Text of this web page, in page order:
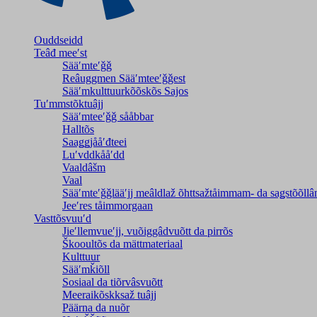
Ouddseidd
Teâđ meeʹst
Sääʹmteʹǧǧ
Reâuggmen Sääʹmteeʹǧǧest
Sääʹmkulttuurkõõskõs Sajos
Tuʹmmstõktuâjj
Sääʹmteeʹǧǧ sååbbar
Halltõs
Saaǥǥjååʹđteei
Luʹvddkååʹdd
Vaaldâšm
Vaal
Sääʹmteʹǧǧlääʹjj meâldlaž õhttsažtåimmam- da
Jeeʹres tåimmorgaan
Vasttõsvuuʹd
Jieʹllemvueʹjj, vuõiggâdvuõtt da pirrõs
Škooultõs da mättmateriaal
Kulttuur
Sääʹmǩiõll
Sosiaal da tiõrvâsvuõtt
Meeraikõskksaž tuâjj
Päärna da nuõr